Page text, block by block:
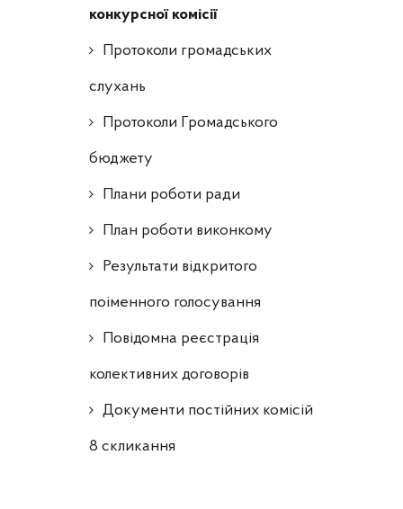
конкурсної комісії
Протоколи громадських
слухань
Протоколи Громадського
бюджету
Плани роботи ради
План роботи виконкому
Результати відкритого
поіменного голосування
Повідомна реєстрація
колективних договорів
Документи постійних комісій
8 скликання